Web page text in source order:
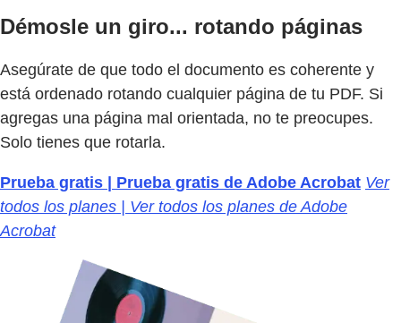
Démosle un giro... rotando páginas
Asegúrate de que todo el documento es coherente y
está ordenado rotando cualquier página de tu PDF. Si
agregas una página mal orientada, no te preocupes.
Solo tienes que rotarla.
Prueba gratis | Prueba gratis de Adobe Acrobat Ver
todos los planes | Ver todos los planes de Adobe
Acrobat